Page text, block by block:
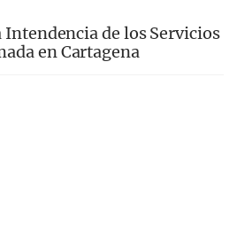
Intendencia de los Servicios
en Cartagena